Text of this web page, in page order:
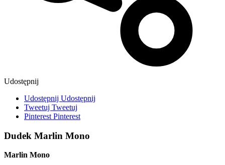
Udostępnij
Udostępnij Udostępnij
Tweetuj Tweetuj
Pinterest Pinterest
Dudek Marlin Mono
Marlin Mono